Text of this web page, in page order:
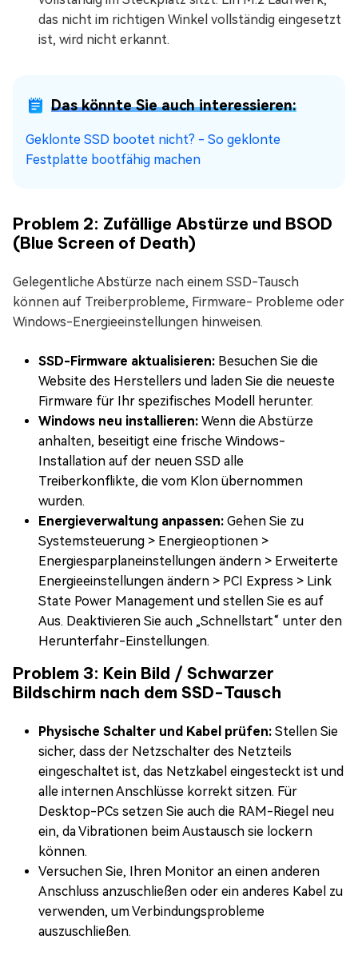
das nicht im richtigen Winkel vollständig eingesetzt
ist, wird nicht erkannt.
Das könnte Sie auch interessieren:
Geklonte SSD bootet nicht? - So geklonte
Festplatte bootfähig machen
Problem 2: Zufällige Abstürze und BSOD
(Blue Screen of Death)
Gelegentliche Abstürze nach einem SSD-Tausch
können auf Treiberprobleme, Firmware- Probleme oder
Windows-Energieeinstellungen hinweisen.
SSD-Firmware aktualisieren: Besuchen Sie die
Website des Herstellers und laden Sie die neueste
Firmware für Ihr spezifisches Modell herunter.
Windows neu installieren: Wenn die Abstürze
anhalten, beseitigt eine frische Windows-
Installation auf der neuen SSD alle
Treiberkonflikte, die vom Klon übernommen
wurden.
Energieverwaltung anpassen: Gehen Sie zu
Systemsteuerung > Energieoptionen >
Energiesparplaneinstellungen ändern > Erweiterte
Energieeinstellungen ändern > PCI Express > Link
State Power Management und stellen Sie es auf
Aus. Deaktivieren Sie auch „Schnellstart“ unter den
Herunterfahr-Einstellungen.
Problem 3: Kein Bild / Schwarzer
Bildschirm nach dem SSD-Tausch
Physische Schalter und Kabel prüfen: Stellen Sie
sicher, dass der Netzschalter des Netzteils
eingeschaltet ist, das Netzkabel eingesteckt ist und
alle internen Anschlüsse korrekt sitzen. Für
Desktop-PCs setzen Sie auch die RAM-Riegel neu
ein, da Vibrationen beim Austausch sie lockern
können.
Versuchen Sie, Ihren Monitor an einen anderen
Anschluss anzuschließen oder ein anderes Kabel zu
verwenden, um Verbindungsprobleme
auszuschließen.